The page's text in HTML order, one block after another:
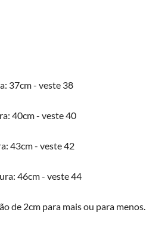
37cm - veste 38
40cm - veste 40
43cm - veste 42
46cm - veste 44
de 2cm para mais ou para menos.